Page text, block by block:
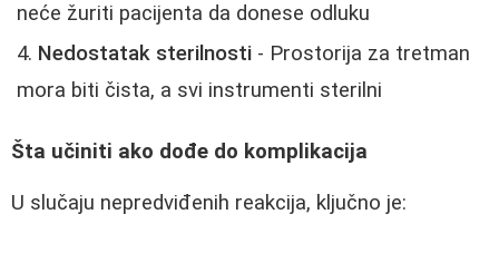
neće žuriti pacijenta da donese odluku
Nedostatak sterilnosti - Prostorija za tretman
mora biti čista, a svi instrumenti sterilni
Šta učiniti ako dođe do komplikacija
U slučaju nepredviđenih reakcija, ključno je: